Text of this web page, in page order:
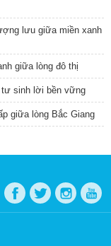
lưu giữa miền xanh
giữa lòng đô thị
tư sinh lời bền vững
giữa lòng Bắc Giang